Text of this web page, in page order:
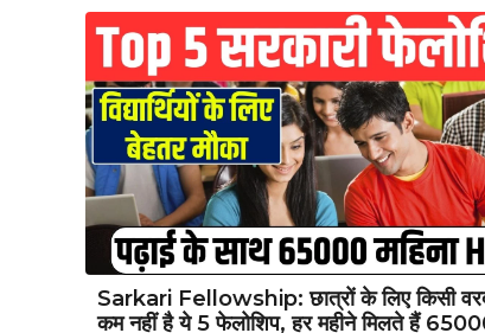
Sarkari Fellowship: छात्रों के लिए किसी
कम नहीं है ये 5 फेलोशिप, हर महीने मिलते हैं